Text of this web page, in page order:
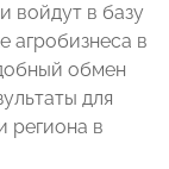
войдут в базу
агробизнеса в
обмен
для
региона в